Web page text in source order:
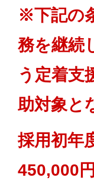
※下記の
務を継続
う定着支
助対象と
採用初年
450,000